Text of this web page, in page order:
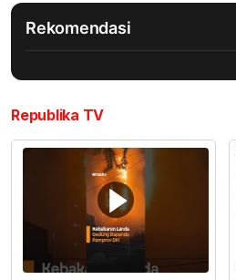
Rekomendasi
Republika TV